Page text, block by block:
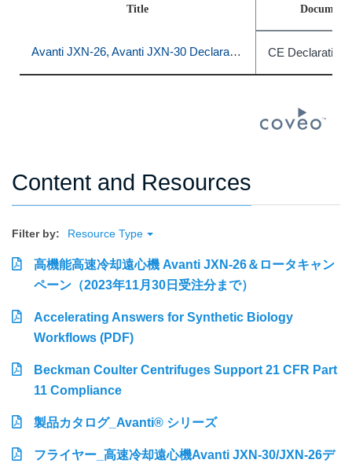
Title Document
Avanti JXN-26, Avanti JXN-30 Declaration of Conformity CE Declaration
Content and Resources
Filter by: Resource Type
高機能高速冷却遠心機 Avanti JXN-26＆ロータキャン
ペーン（2023年11月30日受注分まで）
Accelerating Answers for Synthetic Biology
Workflows (PDF)
Beckman Coulter Centrifuges Support 21 CFR Part
11 Compliance
製品カタログ_Avanti® シリーズ
フライヤー_高速冷却遠心機Avanti JXN-30/JXN-26デ